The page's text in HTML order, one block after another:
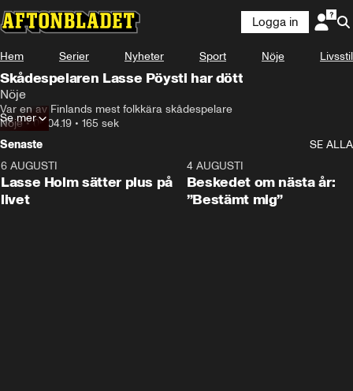
Logga in
Hem Serier Nyheter Sport Nöje Livsstil
Skådespelaren Lasse Pöysti har dött
Nöje
Var en av Finlands mest folkkära skådespelare
Nöje•05.04.19 • 165 sek
Se mer
Senaste
SE ALLA
6 AUGUSTI
Lasse Holm sätter plus på
livet
4 AUGUSTI
Beskedet om nästa år:
”Bestämt mig”